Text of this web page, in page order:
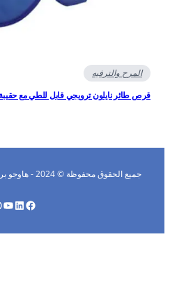
المرح والترفيه
طائر نايلون ترويجي قابل للطي مع حقيبة
جميع الحقوق محفوظة © 2024 - هاوجو برومو هاوجو جميع الحقوق محفوظة
يوتيوبواتساب